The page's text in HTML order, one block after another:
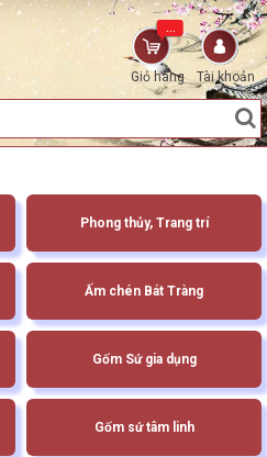
Tài khoản
Giỏ hàng
...
Phong thủy, Trang trí
Ấm chén Bát Tràng
Gốm Sứ gia dụng
Gốm sứ tâm linh